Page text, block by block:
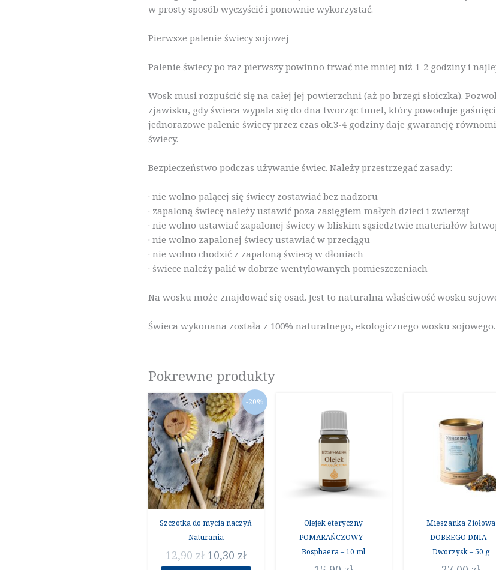
w prosty sposób wyczyścić i ponownie wykorzystać.
Pierwsze palenie świecy sojowej
Palenie świecy po raz pierwszy powinno trwać nie mniej niż 1-2 godziny i
Wosk musi rozpuścić się na całej jej powierzchni (aż po brzegi słoiczka).
zjawisku, gdy świeca wypala się do dna tworząc tunel, który powoduje
jednorazowe palenie świecy przez czas ok.3-4 godziny daje gwarancję
świecy.
Bezpieczeństwo podczas używanie świec. Należy przestrzegać zasady:
· nie wolno palącej się świecy zostawiać bez nadzoru
· zapaloną świecę należy ustawić poza zasięgiem małych dzieci i zwierząt
· nie wolno ustawiać zapalonej świecy w bliskim sąsiedztwie materiałów
· nie wolno zapalonej świecy ustawiać w przeciągu
· nie wolno chodzić z zapaloną świecą w dłoniach
· świece należy palić w dobrze wentylowanych pomieszczeniach
Na wosku może znajdować się osad. Jest to naturalna właściwość wosku
Świeca wykonana została z 100% naturalnego, ekologicznego wosku sojowego.
Pokrewne produkty
-20%
Szczotka do mycia naczyń
Naturania
12,90zł
Pierwotna
cena
wynosiła:
12,90 zł.
10,30 zł
Aktualna
cena
wynosi:
10,30 zł.
Olejek eteryczny
POMARAŃCZOWY –
Bosphaera – 10 ml
Mieszanka Ziołowa
DOBREGO DNIA –
Dworzysk – 50 g